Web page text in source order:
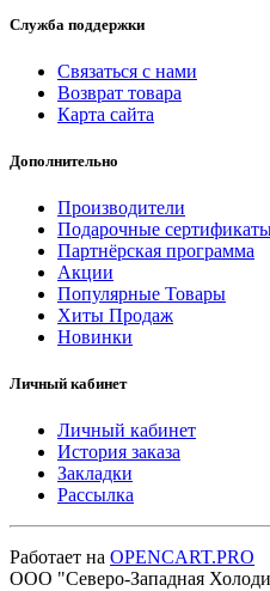
Служба поддержки
Связаться с нами
Возврат товара
Карта сайта
Дополнительно
Производители
Подарочные
Партнёрская программа
Акции
Популярные Товары
Хиты Продаж
Новинки
Личный кабинет
Личный кабинет
История заказа
Закладки
Рассылка
Работает на OPENCART.PRO
ООО "Северо-Западная